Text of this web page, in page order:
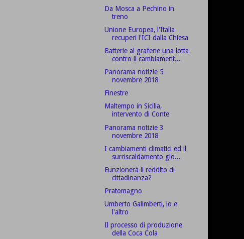
Da Mosca a Pechino in
treno
Unione Europea, l'Italia
recuperi l'ICI dalla Chiesa
Batterie al grafene una lotta
contro il cambiament...
Panorama notizie 5
novembre 2018
Finestre
Maltempo in Sicilia,
intervento di Conte
Panorama notizie 3
novembre 2018
I cambiamenti climatici ed il
surriscaldamento glo...
Funzionerà il reddito di
cittadinanza?
Pratomagno
Umberto Galimberti, io e
l'altro
Il processo di produzione
della Coca Cola